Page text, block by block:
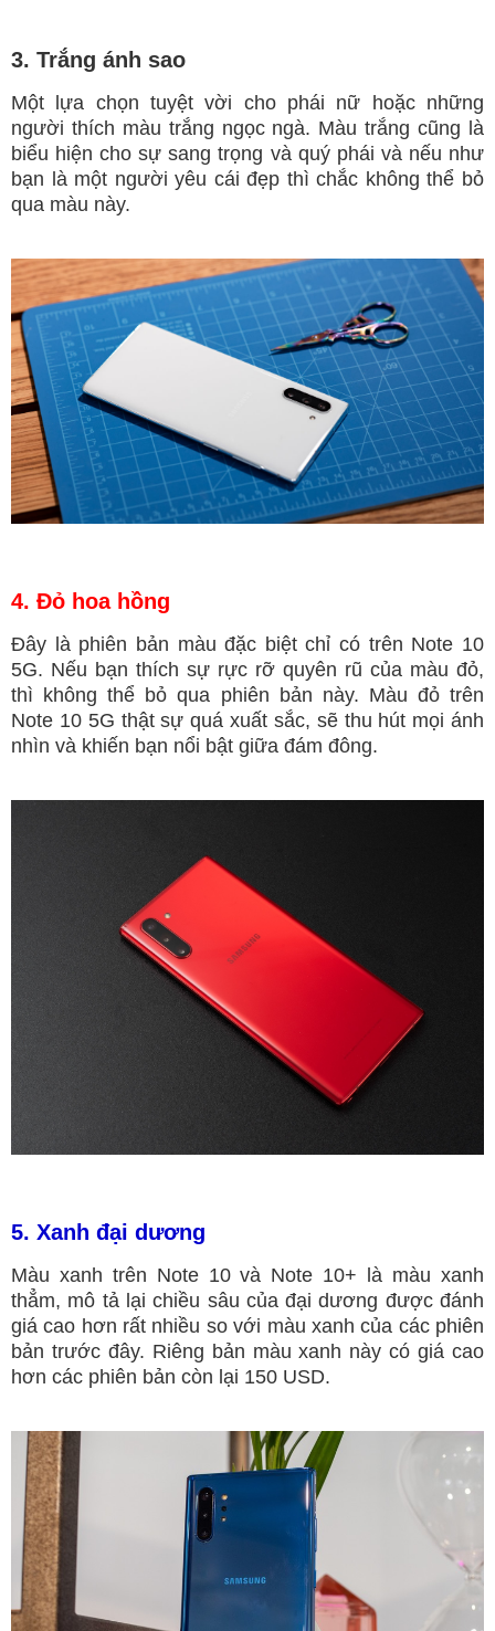
3. Trắng ánh sao
Một lựa chọn tuyệt vời cho phái nữ hoặc những
người thích màu trắng ngọc ngà. Màu trắng cũng là
biểu hiện cho sự sang trọng và quý phái và nếu như
bạn là một người yêu cái đẹp thì chắc không thể bỏ
qua màu này.
4. Đỏ hoa hồng
Đây là phiên bản màu đặc biệt chỉ có trên Note 10
5G. Nếu bạn thích sự rực rỡ quyên rũ của màu đỏ,
thì không thể bỏ qua phiên bản này. Màu đỏ trên
Note 10 5G thật sự quá xuất sắc, sẽ thu hút mọi ánh
nhìn và khiến bạn nổi bật giữa đám đông.
5. Xanh đại dương
Màu xanh trên Note 10 và Note 10+ là màu xanh
thẳm, mô tả lại chiều sâu của đại dương được đánh
giá cao hơn rất nhiều so với màu xanh của các phiên
bản trước đây. Riêng bản màu xanh này có giá cao
hơn các phiên bản còn lại 150 USD.